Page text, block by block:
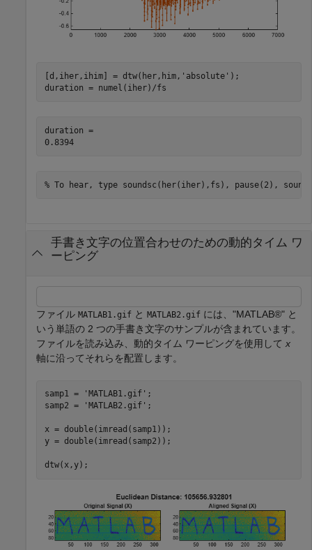
[d,iher,ihim] = dtw(her,him, 'absolute' );
duration = numel(iher)/fs
duration =
0.8394
% To hear, type soundsc(her(iher),fs), pause(2),
手書き文字の位置合わせのための動的タイム ワ
ーピング
ファイル MATLAB1.gif と MATLAB2.gif には、"MATLAB®" と
いう単語の 2 つの手書き文字のサンプルが含まれています。
ファイルを読み込み、動的タイム ワーピングを使用して x
軸に沿ってそれらを配置します。
samp1 = 'MATLAB1.gif' ;
samp2 =
'MATLAB2.gif' ;
x = double(imread(samp1));
y = double(imread(samp2));
dtw(x,y);